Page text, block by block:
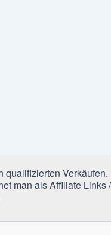
qualifizierten Verkäufen.
man als Affiliate Links /